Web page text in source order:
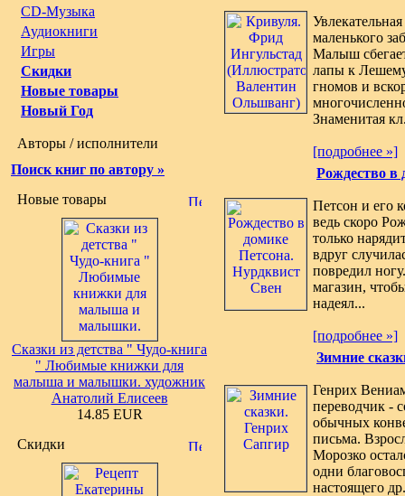
CD-Музыка
Аудиокниги
Игры
Скидки
Новые товары
Новый Год
Авторы / исполнители
Поиск книг по автору »
Новые товары
Сказки из детства " Чудо-книга
" Любимые книжки для
малыша и малышки. художник
Анатолий Елисеев
14.85 EUR
Скидки
маленького
Малыш
лапы к
гномов и
Знаменитая
[подробнее »]
Рождество в
Петсон и его
ведь скоро
только
вдруг
повредил
магазин,
надеял...
[подробнее »]
Зимние
Генрих
переводчик -
обычных
письма.
Морозко
одни
настоящего